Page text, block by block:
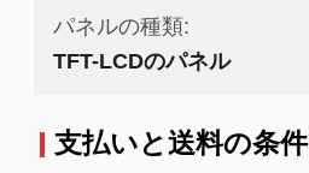
パネルの種類:
TFT-LCDのパネル
支払いと送料の条件